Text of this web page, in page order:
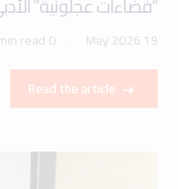
19 May 2026
0 min read
Read the article